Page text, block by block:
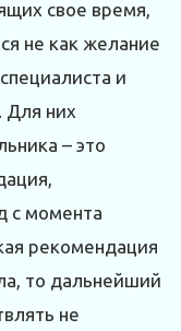
свое время,
не как желание
и
Для них
– это
с момента
рекомендация
то дальнейший
не